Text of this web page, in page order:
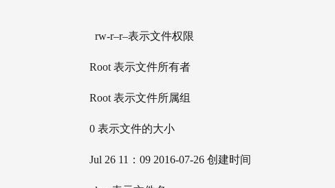
rw-r–r–表示文件权限
Root 表示文件所有者
Root 表示文件所属组
0 表示文件的大小
Jul 26 11：09 2016-07-26 创建时间